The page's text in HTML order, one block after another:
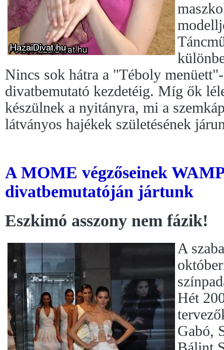
Nincs sok hátra a "Téboly
divatbemutató kezdetéig. Míg ők
készülnek a nyitányra, mi a
látványos hajékek születésének
A MOME végzőseinek
divatbemutatóján jártunk
Eszkimó asszony nem fázik!
A
Hét
Gabó,